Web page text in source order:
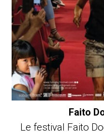
Faito
Le festival Faito